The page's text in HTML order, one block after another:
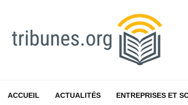
ACCUEIL ACTUALITÉS ENTREPRISES ET